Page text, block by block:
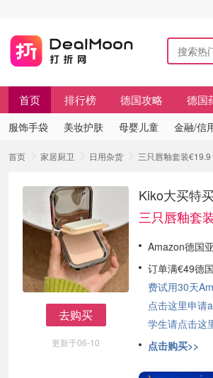
首页 排行榜 德国攻略 德国
服饰手袋 美妆护肤 母婴儿童 金融/信
首页 家居厨卫 日用杂货 三只唇釉套装
去购买
更新于06-10
Kiko大买特
三只唇釉套
Amazon德国
订单满€49德
费试用30天
点击这里申请
学生请点击这
点击购买>>